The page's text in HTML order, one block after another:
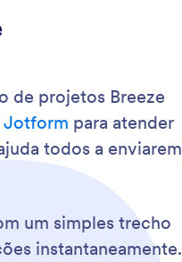
de projetos Breeze
Jotform para atender
todos a enviarem
um simples trecho
instantaneamente.